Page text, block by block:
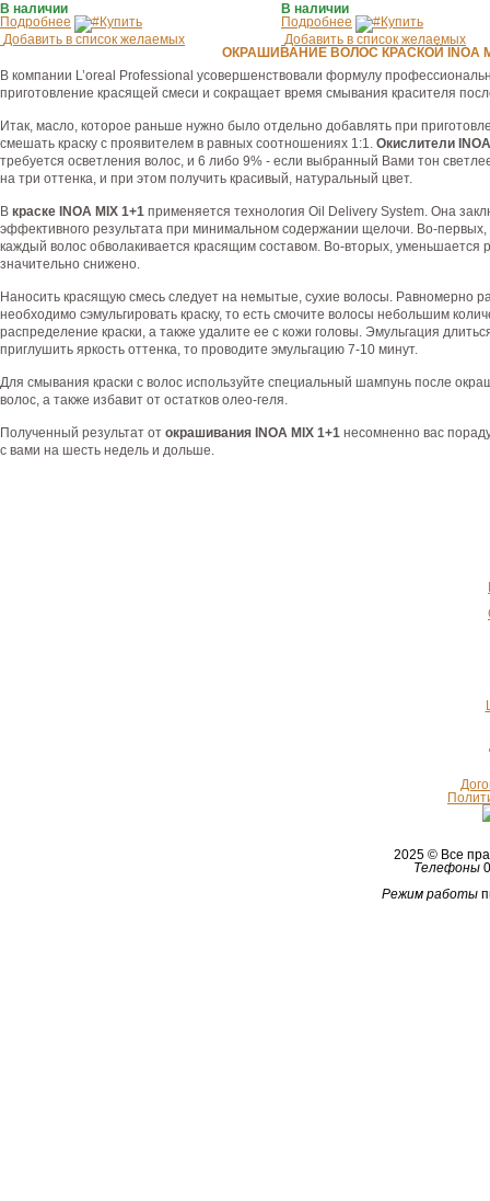
В наличии
Подробнее
Купить
Добавить в список желаемых
В наличии
Подробнее
Купить
Добавить в список желаемых
ОКРАШИВАНИЕ ВОЛОС КРАСКОЙ INOA
В компании L’oreal Professional усовершенствовали формулу
приготовление красящей смеси и сокращает время смывания красителя
Итак, масло, которое раньше нужно было отдельно добавлять при
смешать краску с проявителем в равных соотношениях 1:1. Окислители INOA
требуется осветления волос, и 6 либо 9% - если выбранный Вами тон
на три оттенка, и при этом получить красивый, натуральный цвет.
В краске INOA MIX 1+1 применяется технология Oil Delivery System. Она
эффективного результата при минимальном содержании щелочи. Во-первых,
каждый волос обволакивается красящим составом. Во-вторых,
значительно снижено.
Наносить красящую смесь следует на немытые, сухие волосы. Равномерно
необходимо сэмульгировать краску, то есть смочите волосы небольшим
распределение краски, а также удалите ее с кожи головы. Эмульгация
приглушить яркость оттенка, то проводите эмульгацию 7-10 минут.
Для смывания краски с волос используйте специальный шампунь после
волос, а также избавит от остатков олео-геля.
Полученный результат от окрашивания INOA MIX 1+1 несомненно вас
с вами на шесть недель и дольше.
2025 © Все
Телефоны
Режим работы